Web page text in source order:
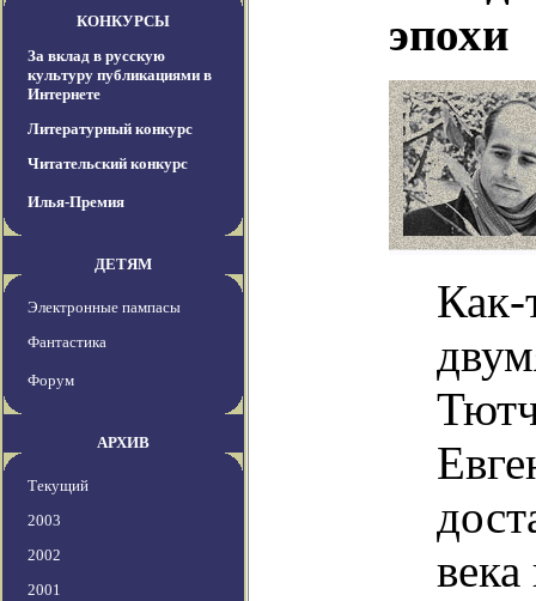
КОНКУРСЫ
За вклад в русскую
культуру публикациями в
Интернете
Литературный конкурс
Читательский конкурс
Илья-Премия
ДЕТЯМ
Электронные пампасы
Фантастика
Форум
АРХИВ
Текущий
2003
2002
2001
эпохи
Как-